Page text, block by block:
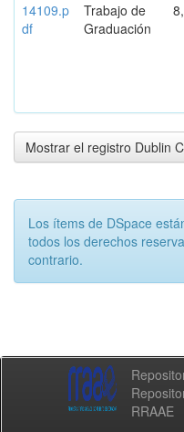
14109.p
df
Trabajo de
Graduación
Mostrar el registro Dublin
Los ítems de DSpace
todos los derechos
contrario.
RRAAE